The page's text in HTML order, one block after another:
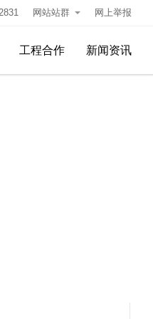
网上举报
网站站群
工程合作 新闻资讯